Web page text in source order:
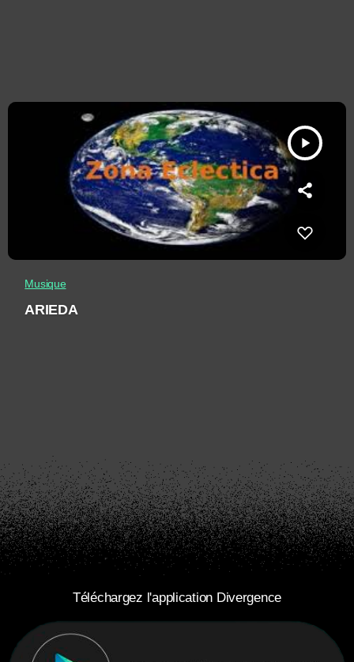
play_arrow
Musique
ARIEDA
Téléchargez l'application Divergence